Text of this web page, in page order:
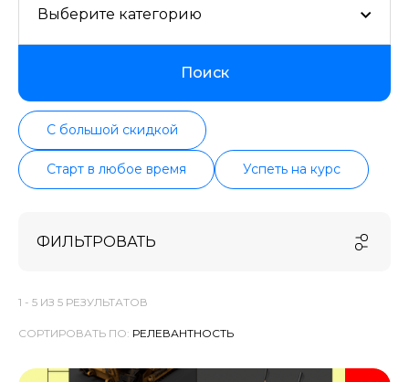
Выберите категорию
Поиск
С большой скидкой
Старт в любое время Успеть на курс
ФИЛЬТРОВАТЬ
1 - 5 ИЗ 5 РЕЗУЛЬТАТОВ
СОРТИРОВАТЬ ПО: